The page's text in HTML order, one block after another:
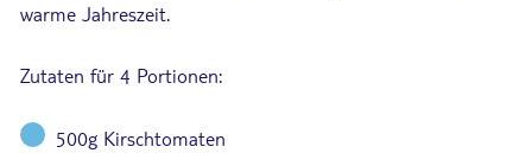
warme Jahreszeit.
Zutaten für 4 Portionen:
500g Kirschtomaten